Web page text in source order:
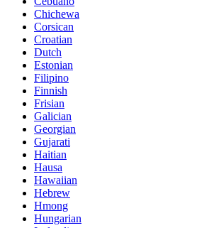
Chichewa
Corsican
Croatian
Dutch
Estonian
Filipino
Finnish
Frisian
Galician
Georgian
Gujarati
Haitian
Hausa
Hawaiian
Hebrew
Hmong
Hungarian